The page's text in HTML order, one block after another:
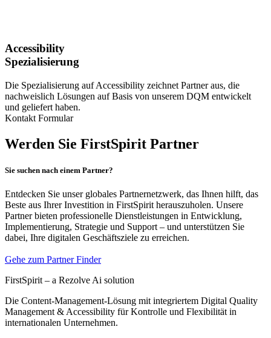
Accessibility
Spezialisierung
Die Spezialisierung auf Accessibility zeichnet Partner aus, die
nachweislich Lösungen auf Basis von unserem DQM entwickelt
und geliefert haben.
Kontakt Formular
Werden Sie FirstSpirit Partner
Sie suchen nach einem Partner?
Entdecken Sie unser globales Partnernetzwerk, das Ihnen hilft, das
Beste aus Ihrer Investition in FirstSpirit herauszuholen. Unsere
Partner bieten professionelle Dienstleistungen in Entwicklung,
Implementierung, Strategie und Support – und unterstützen Sie
dabei, Ihre digitalen Geschäftsziele zu erreichen.
Gehe zum Partner Finder
FirstSpirit – a Rezolve Ai solution
Die Content-Management-Lösung mit integriertem Digital Quality
Management & Accessibility für Kontrolle und Flexibilität in
internationalen Unternehmen.